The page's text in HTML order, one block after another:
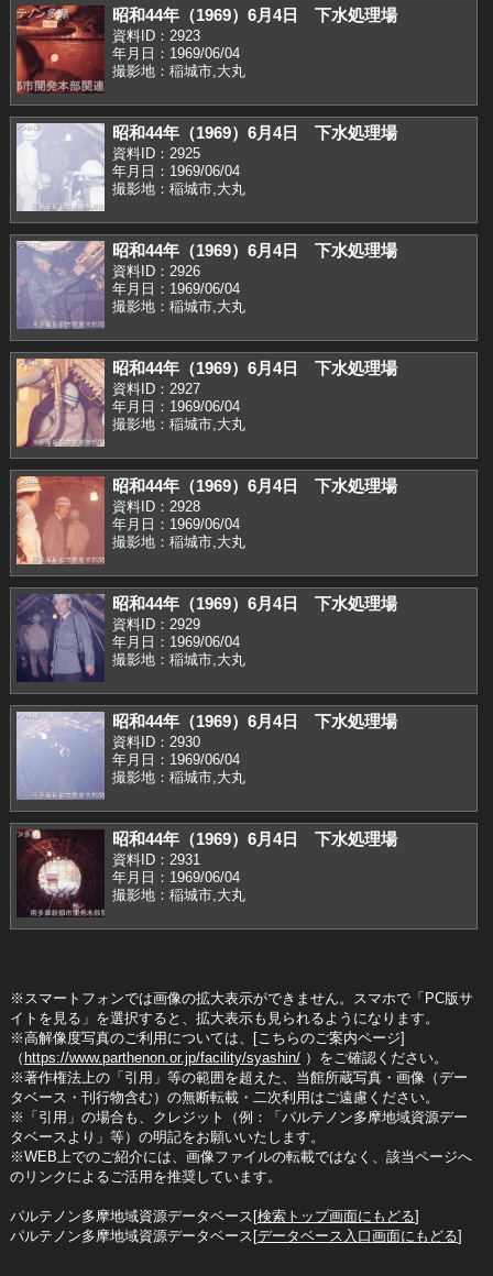
昭和44年（1969）6月4日 下水処理場
資料ID：2923
年月日：1969/06/04
撮影地：稲城市,大丸
昭和44年（1969）6月4日 下水処理場
資料ID：2925
年月日：1969/06/04
撮影地：稲城市,大丸
昭和44年（1969）6月4日 下水処理場
資料ID：2926
年月日：1969/06/04
撮影地：稲城市,大丸
昭和44年（1969）6月4日 下水処理場
資料ID：2927
年月日：1969/06/04
撮影地：稲城市,大丸
昭和44年（1969）6月4日 下水処理場
資料ID：2928
年月日：1969/06/04
撮影地：稲城市,大丸
昭和44年（1969）6月4日 下水処理場
資料ID：2929
年月日：1969/06/04
撮影地：稲城市,大丸
昭和44年（1969）6月4日 下水処理場
資料ID：2930
年月日：1969/06/04
撮影地：稲城市,大丸
昭和44年（1969）6月4日 下水処理場
資料ID：2931
年月日：1969/06/04
撮影地：稲城市,大丸
※スマートフォンでは画像の拡大表示ができません。スマホで「PC版サ
イトを見る」を選択すると、拡大表示も見られるようになります。
※高解像度写真のご利用については、[こちらのご案内ページ]
（ https://www.parthenon.or.jp/facility/syashin/）をご確認ください。
※著作権法上の「引用」等の範囲を超えた、当館所蔵写真・画像（デー
タベース・刊行物含む）の無断転載・二次利用はご遠慮ください。
※「引用」の場合も、クレジット（例：「パルテノン多摩地域資源デー
タベースより」等）の明記をお願いいたします。
※WEB上でのご紹介には、画像ファイルの転載ではなく、該当ページへ
のリンクによるご活用を推奨しています。
パルテノン多摩地域資源データベース[検索トップ画面にもどる]
パルテノン多摩地域資源データベース[データベース入口画面にもどる]